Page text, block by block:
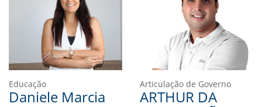
Educação
Daniele Marcia
Articulação de Governo
ARTHUR DA